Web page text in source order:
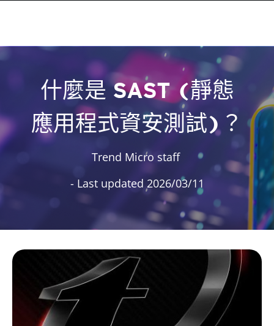
什麼是 SAST (靜態
應用程式資安測試)？
Trend Micro staff
- Last updated 2026/03/11